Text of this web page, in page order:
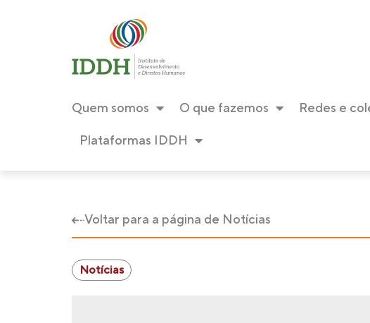
Quem somos O que fazemos Redes e
Plataformas IDDH
Voltar para a página de Notícias
Notícias